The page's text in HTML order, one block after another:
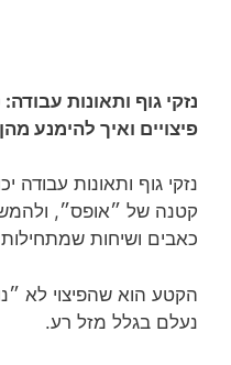
נזקי גוף ותאונות
פיצויים ואיך להימנע מהן
נזקי גוף ותאונות עבודה
קטנה של ״אופס״,
כאבים ושיחות
הקטע הוא שהפיצוי לא
נעלם בגלל מזל רע.